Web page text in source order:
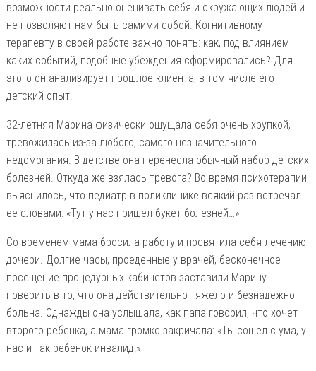
возможности реально оценивать себя и окружающих людей и
не позволяют нам быть самими собой. Когнитивному
терапевту в своей работе важно понять: как, под влиянием
каких событий, подобные убеждения сформировались? Для
этого он анализирует прошлое клиента, в том числе его
детский опыт.
32-летняя Марина физически ощущала себя очень хрупкой,
тревожилась из-за любого, самого незначительного
недомогания. В детстве она перенесла обычный набор детских
болезней. Откуда же взялась тревога? Во время психотерапии
выяснилось, что педиатр в поликлинике всякий раз встречал
ее словами: «Тут у нас пришел букет болезней…»
Со временем мама бросила работу и посвятила себя лечению
дочери. Долгие часы, проеденные у врачей, бесконечное
посещение процедурных кабинетов заставили Марину
поверить в то, что она действительно тяжело и безнадежно
больна. Однажды она услышала, как папа говорил, что хочет
второго ребенка, а мама громко закричала: «Ты сошел с ума, у
нас и так ребенок инвалид!»